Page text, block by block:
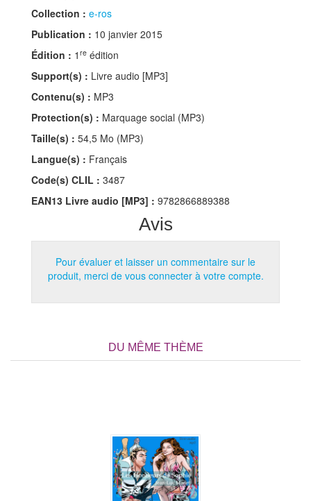
Collection : e-ros
Publication : 10 janvier 2015
Édition : 1 re édition
Support(s) : Livre audio [MP3]
Contenu(s) : MP3
Protection(s) : Marquage social (MP3)
Taille(s) : 54,5 Mo (MP3)
Langue(s) : Français
Code(s) CLIL : 3487
EAN13 Livre audio [MP3] : 9782866889388
Avis
Pour évaluer et laisser un commentaire sur le
produit, merci de vous connecter à votre compte.
DU MÊME THÈME